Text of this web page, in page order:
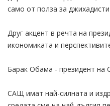
само от полза за
Друг акцент в речта на
икономиката и
Барак Обама - президент на
САЩ имат най-силната и